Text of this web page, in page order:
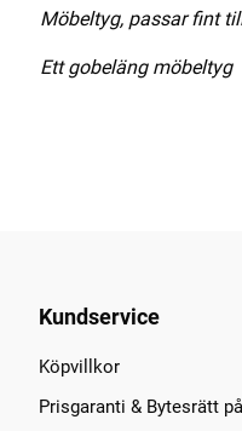
Möbeltyg, passar fint
Ett gobeläng möbeltyg
Kundservice
Köpvillkor
Prisgaranti & Bytesrätt